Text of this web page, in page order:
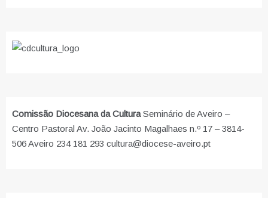
Comissão Diocesana da CulturaSeminário de Aveiro –
Centro Pastoral Av. João Jacinto Magalhaes n.º 17 – 3814-
506 Aveiro 234 181 293 cultura@diocese-aveiro.pt